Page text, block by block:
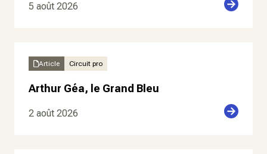
5 août 2026
Article Circuit pro
Arthur Géa, le Grand Bleu
2 août 2026